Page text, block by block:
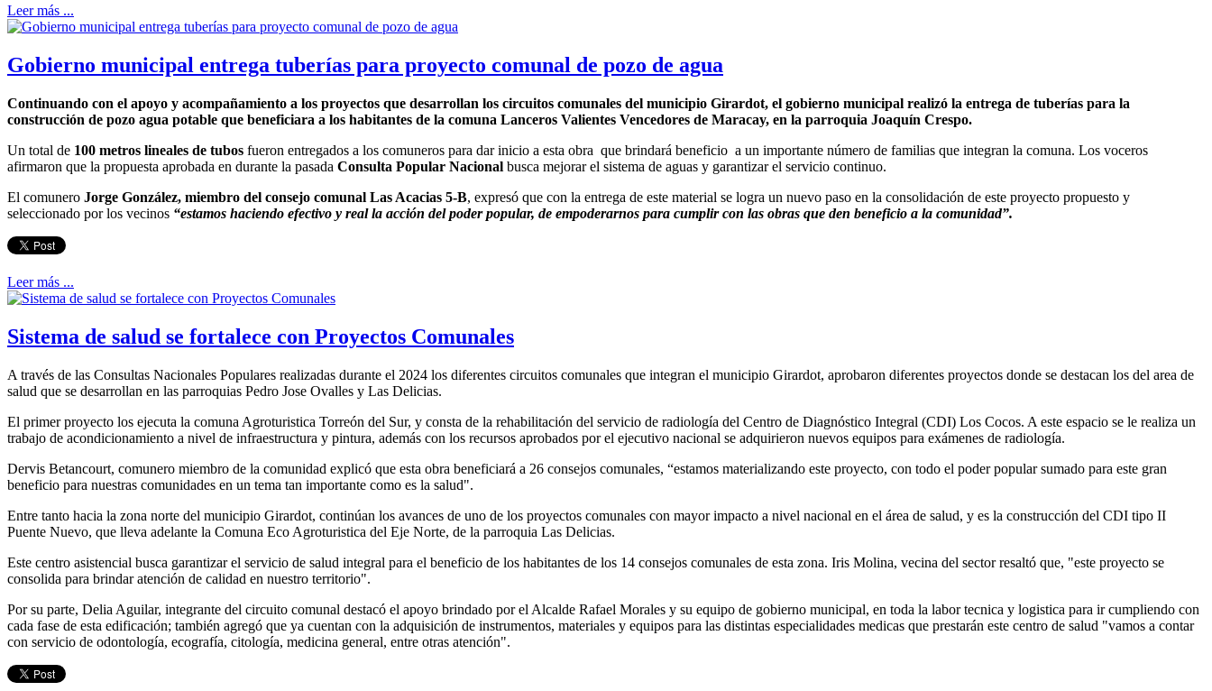
Leer más ...
Gobierno municipal entrega tuberías para proyecto comunal de pozo de agua
Continuando con el apoyo y acompañamiento a los proyectos que desarrollan los circuitos comunales del municipio Girardot, el gobierno municipal realizó la entrega de tuberías para la
construcción de pozo agua potable que beneficiara a los habitantes de la comuna Lanceros Valientes Vencedores de Maracay, en la parroquia Joaquín Crespo.
Un total de 100 metros lineales de tubos fueron entregados a los comuneros para dar inicio a esta obra que brindará beneficio a un importante número de familias que integran la comuna. Los voceros
afirmaron que la propuesta aprobada en durante la pasada Consulta Popular Nacional busca mejorar el sistema de aguas y garantizar el servicio continuo.
El comunero Jorge González, miembro del consejo comunal Las Acacias 5-B, expresó que con la entrega de este material se logra un nuevo paso en la consolidación de este proyecto propuesto y
seleccionado por los vecinos “estamos haciendo efectivo y real la acción del poder popular, de empoderarnos para cumplir con las obras que den beneficio a la comunidad”.
Leer más ...
Sistema de salud se fortalece con Proyectos Comunales
A través de las Consultas Nacionales Populares realizadas durante el 2024 los diferentes circuitos comunales que integran el municipio Girardot, aprobaron diferentes proyectos donde se destacan los del area de
salud que se desarrollan en las parroquias Pedro Jose Ovalles y Las Delicias.
El primer proyecto los ejecuta la comuna Agroturistica Torreón del Sur, y consta de la rehabilitación del servicio de radiología del Centro de Diagnóstico Integral (CDI) Los Cocos. A este espacio se le realiza un
trabajo de acondicionamiento a nivel de infraestructura y pintura, además con los recursos aprobados por el ejecutivo nacional se adquirieron nuevos equipos para exámenes de radiología.
Dervis Betancourt, comunero miembro de la comunidad explicó que esta obra beneficiará a 26 consejos comunales, “estamos materializando este proyecto, con todo el poder popular sumado para este gran
beneficio para nuestras comunidades en un tema tan importante como es la salud".
Entre tanto hacia la zona norte del municipio Girardot, continúan los avances de uno de los proyectos comunales con mayor impacto a nivel nacional en el área de salud, y es la construcción del CDI tipo II
Puente Nuevo, que lleva adelante la Comuna Eco Agroturistica del Eje Norte, de la parroquia Las Delicias.
Este centro asistencial busca garantizar el servicio de salud integral para el beneficio de los habitantes de los 14 consejos comunales de esta zona. Iris Molina, vecina del sector resaltó que, "este proyecto se
consolida para brindar atención de calidad en nuestro territorio".
Por su parte, Delia Aguilar, integrante del circuito comunal destacó el apoyo brindado por el Alcalde Rafael Morales y su equipo de gobierno municipal, en toda la labor tecnica y logistica para ir cumpliendo con
cada fase de esta edificación; también agregó que ya cuentan con la adquisición de instrumentos, materiales y equipos para las distintas especialidades medicas que prestarán este centro de salud "vamos a contar
con servicio de odontología, ecografía, citología, medicina general, entre otras atención".